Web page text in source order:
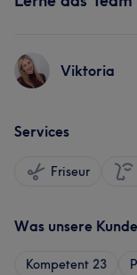
Viktoria
Services
Friseur
Was unsere
Kompetent 23